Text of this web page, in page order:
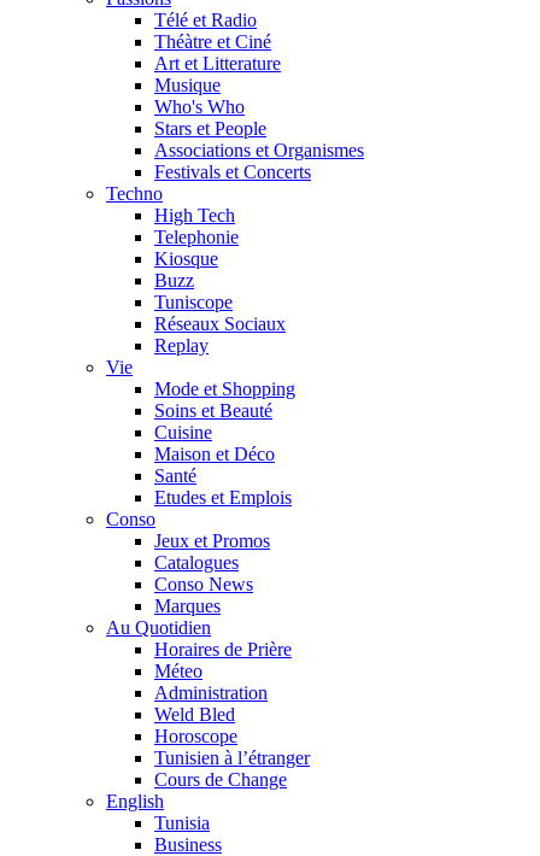
Télé et Radio
Théàtre et Ciné
Art et Litterature
Musique
Who's Who
Stars et People
Associations et Organismes
Festivals et Concerts
Techno
High Tech
Telephonie
Kiosque
Buzz
Tuniscope
Réseaux Sociaux
Replay
Vie
Mode et Shopping
Soins et Beauté
Cuisine
Maison et Déco
Santé
Etudes et Emplois
Conso
Jeux et Promos
Catalogues
Conso News
Marques
Au Quotidien
Horaires de Prière
Méteo
Administration
Weld Bled
Horoscope
Tunisien à l’étranger
Cours de Change
English
Tunisia
Business